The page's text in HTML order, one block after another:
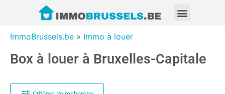
ImmoBrussels.be » Immo à louer
Box à louer à Bruxelles-Capitale